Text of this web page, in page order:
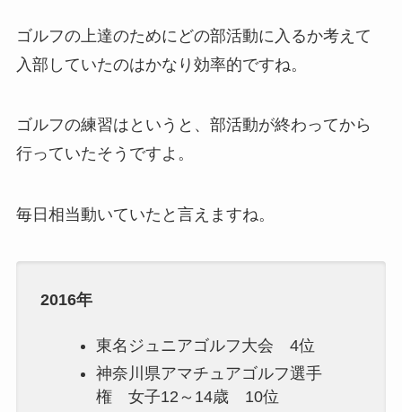
ゴルフの上達のためにどの部活動に入るか考えて
入部していたのはかなり効率的ですね。
ゴルフの練習はというと、部活動が終わってから
行っていたそうですよ。
毎日相当動いていたと言えますね。
2016年
東名ジュニアゴルフ大会 4位
神奈川県アマチュアゴルフ選手
権 女子12～14歳 10位